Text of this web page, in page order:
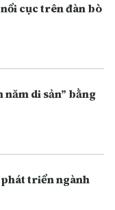
cục trên đàn bò
năm di sản” bằng
phát triển ngành